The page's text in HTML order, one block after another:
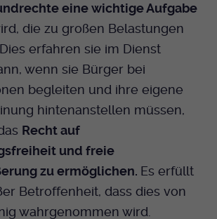
eine wichtige Aufgabe
die zu großen Belastungen
erfahren sie im Dienst
wenn sie Bürger bei
begleiten und ihre eigene
hintenanstellen müssen,
Recht auf
und freie
zu ermöglichen. Es erfüllt
Betroffenheit, dass dies von
wahrgenommen wird.